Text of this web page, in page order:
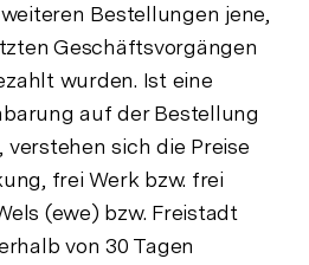
Bestellungen jene,
Geschäftsvorgängen
wurden. Ist eine
auf der Bestellung
sich die Preise
frei Werk bzw. frei
(ewe) bzw. Freistadt
von 30 Tagen